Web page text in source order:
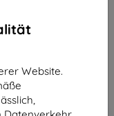
Website.
In den